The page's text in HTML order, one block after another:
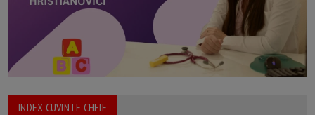
INDEX CUVINTE CHEIE